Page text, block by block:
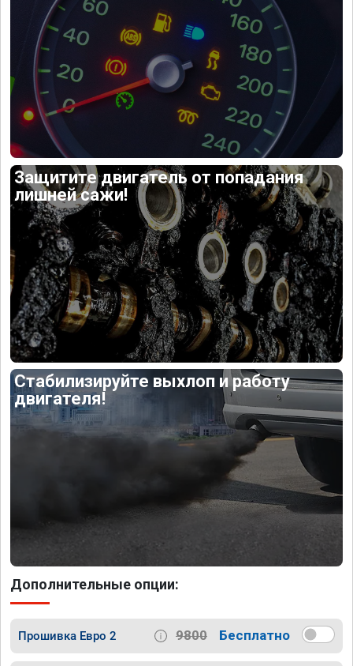
Защитите двигатель от попадания
лишней сажи!
Стабилизируйте выхлоп и работу
двигателя!
Дополнительные опции:
Прошивка Евро 2 9800 Бесплатно